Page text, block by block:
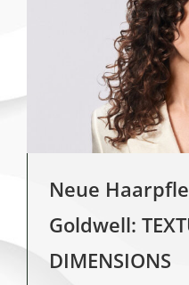
Neue
Goldwell:
DIMENSIONS